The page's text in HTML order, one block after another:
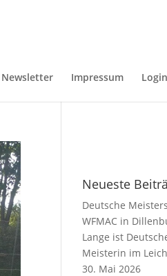
Newsletter Impressum Login
Neueste
Deutsche
WFMAC in
Lange ist
Meisterin im
30. Mai 2026